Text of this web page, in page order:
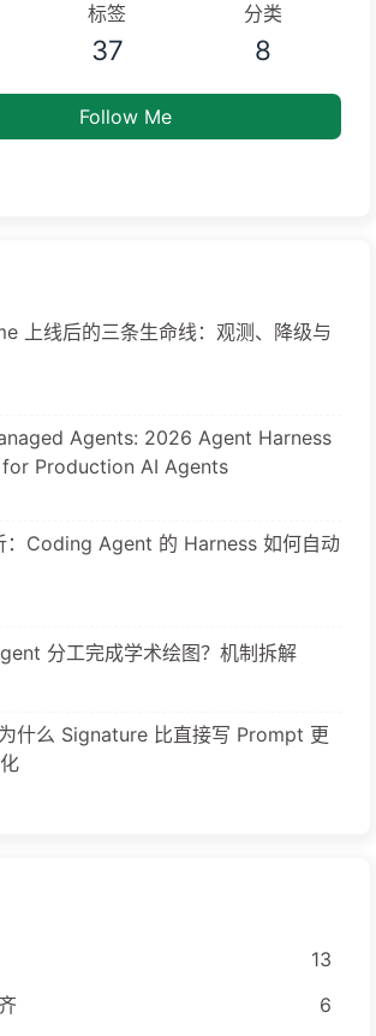
标签
37
分类
8
Follow Me
上线后的三条生命线：观测、降级与
Agents: 2026 Agent Harness
Production AI Agents
：Coding Agent 的 Harness 如何自动
分工完成学术绘图？机制拆解
什么 Signature 比直接写 Prompt 更
13
6